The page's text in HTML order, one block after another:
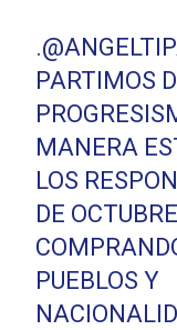
.
PARTIMOS
MANERA
LOS
DE
PUEBLOS Y